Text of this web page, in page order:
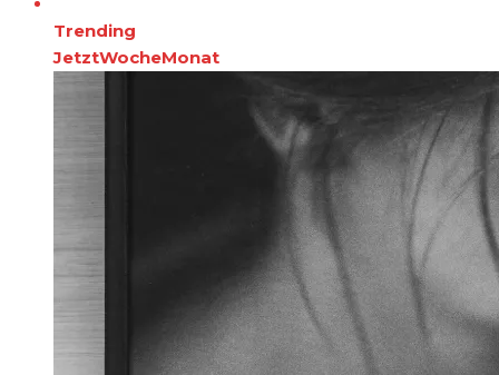
Trending
JetztWocheMonat